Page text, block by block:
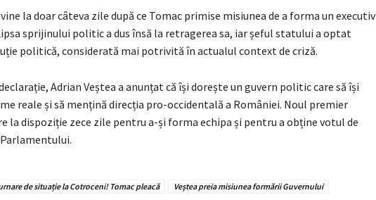
la doar câteva zile după ce Tomac primise misiunea de a forma un executiv
sprijinului politic a dus însă la retragerea sa, iar șeful statului a optat
politică, considerată mai potrivită în actualul context de criză.
Adrian Veștea a anunțat că își dorește un guvern politic care să își
reale și să mențină direcția pro-occidentală a României. Noul premier
la dispoziție zece zile pentru a-și forma echipa și pentru a obține votul de
de situație la Cotroceni! Tomac pleacă Veștea preia misiunea formării Guvernului